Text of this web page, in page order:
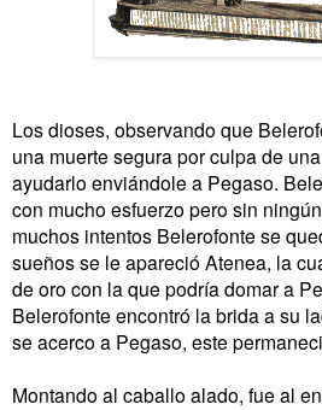
Los dioses, observando que
una muerte segura por culpa de
ayudarlo enviándole a Pegaso.
con mucho esfuerzo pero sin
muchos intentos Belerofonte se
sueños se le apareció Atenea, la
de oro con la que podría domar a
Belerofonte encontró la brida a su
se acerco a Pegaso, este
Montando al caballo alado, fue al